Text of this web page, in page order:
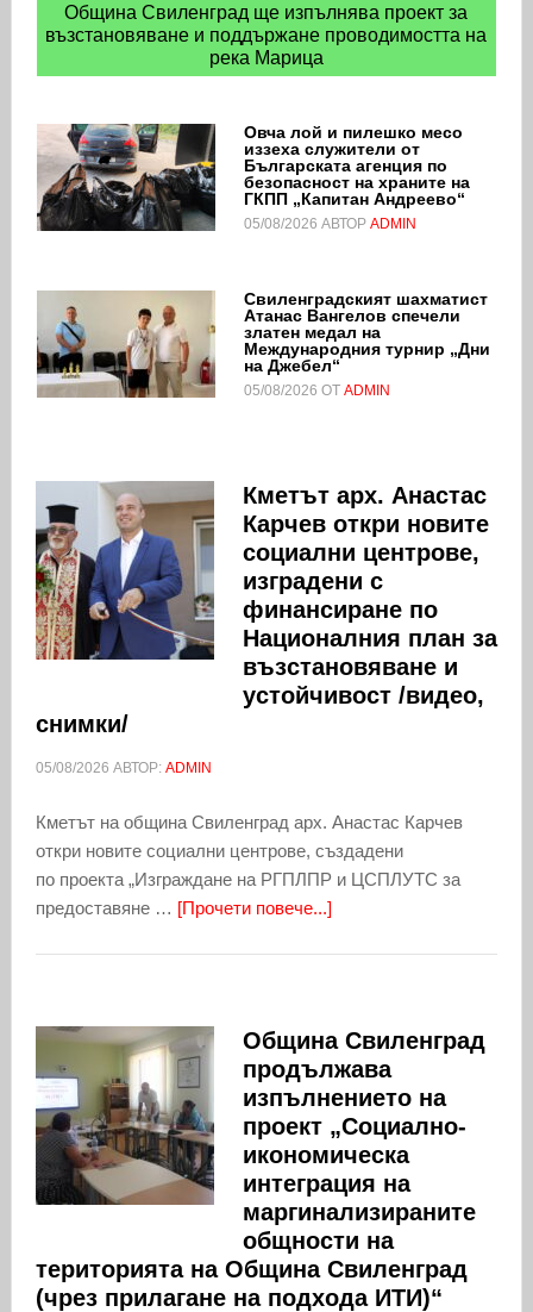
Община Свиленград ще изпълнява проект за
възстановяване и поддържане проводимостта на
река Марица
Овча лой и пилешко месо
иззеха служители от
Българската агенция по
безопасност на храните на
ГКПП „Капитан Андреево“
05/08/2026 АВТОРADMIN
Свиленградският шахматист
Атанас Вангелов спечели
златен медал на
Международния турнир „Дни
на Джебел“
05/08/2026 ОТADMIN
Кметът арх. Анастас
Карчев откри новите
социални центрове,
изградени с
финансиране по
Националния план за
възстановяване и
устойчивост /видео,
снимки/
05/08/2026 АВТОР: ADMIN
Кметът на община Свиленград арх. Анастас Карчев
откри новите социални центрове, създадени
по проекта „Изграждане на РГПЛПР и ЦСПЛУТС за
предоставяне … [Прочети повече...]
Община Свиленград
продължава
изпълнението на
проект „Социално-
икономическа
интеграция на
маргинализираните
общности на
територията на Община Свиленград
(чрез прилагане на подхода ИТИ)“